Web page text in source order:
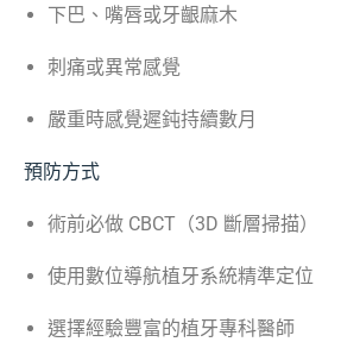
下巴、嘴唇或牙齦麻木
刺痛或異常感覺
嚴重時感覺遲鈍持續數月
預防方式
術前必做 CBCT（3D 斷層掃描）
使用數位導航植牙系統精準定位
選擇經驗豐富的植牙專科醫師